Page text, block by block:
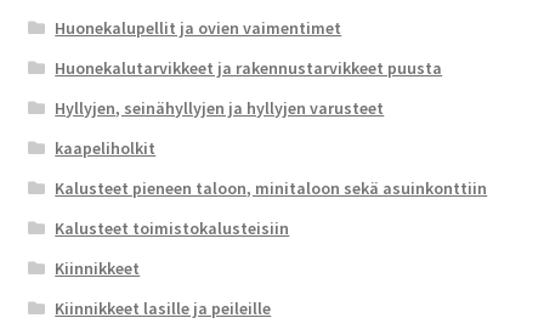
Huonekalupellit ja ovien vaimentimet
Huonekalutarvikkeet ja rakennustarvikkeet puusta
Hyllyjen, seinähyllyjen ja hyllyjen varusteet
kaapeliholkit
Kalusteet pieneen taloon, minitaloon sekä asuinkonttiin
Kalusteet toimistokalusteisiin
Kiinnikkeet
Kiinnikkeet lasille ja peileille